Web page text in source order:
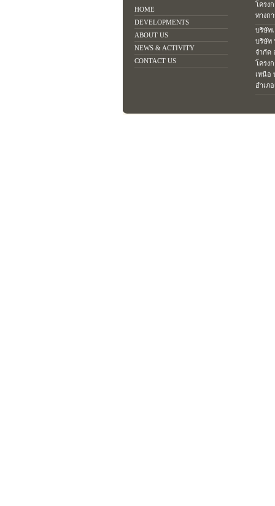
HOME
DEVELOPMENTS
ABOUT US
NEWS & ACTIVITY
CONTACT US
โครง
ทางก
บริษัท
บริษัท
จำกัด
โครง
เหนือ
อำเภอ